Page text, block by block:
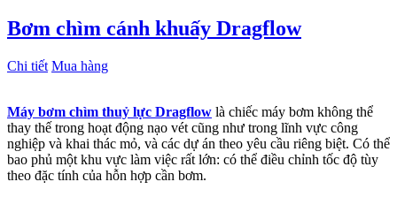
Bơm chìm cánh khuấy Dragflow
Chi tiết Mua hàng
Máy bơm chìm thuỷ lực Dragflow là chiếc máy bơm không thể
thay thế trong hoạt động nạo vét cũng như trong lĩnh vực công
nghiệp và khai thác mỏ, và các dự án theo yêu cầu riêng biệt. Có thể
bao phủ một khu vực làm việc rất lớn: có thể điều chỉnh tốc độ tùy
theo đặc tính của hỗn hợp cần bơm.